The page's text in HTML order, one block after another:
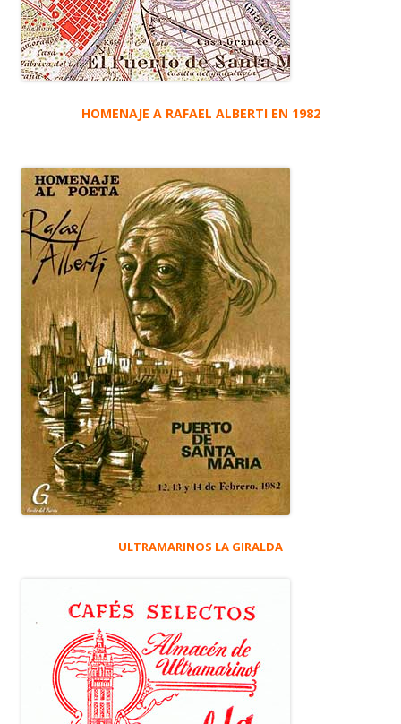
HOMENAJE A RAFAEL ALBERTI EN 1982
ULTRAMARINOS LA GIRALDA